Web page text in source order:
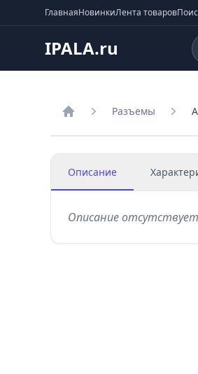
ГлавнаяНовинкиЛента товаров
IPALA.ru
Разъемы
Описание
Описание отсутствует